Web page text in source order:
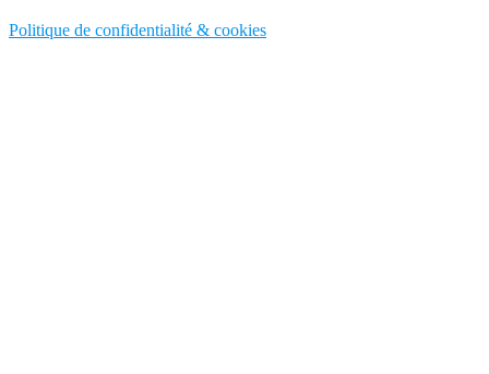
Politique de confidentialité & cookies